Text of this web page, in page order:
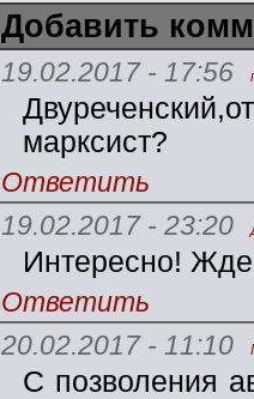
Добавить
19.02.2017 - 17:56
марксист?
Ответить
19.02.2017 - 23:20
Интересно!
Ответить
20.02.2017 - 11:10
С позволения